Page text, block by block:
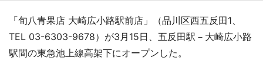
「旬八青果店 大崎広小路駅前店」（品川区西五反田1、
TEL 03-6303-9678）が3月15日、五反田駅－大崎広小路
駅間の東急池上線高架下にオープンした。